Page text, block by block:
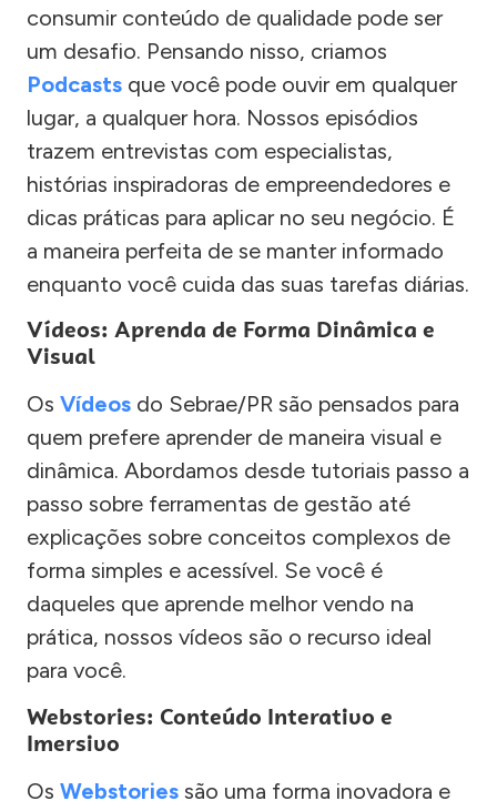
consumir conteúdo de qualidade pode ser
um desafio. Pensando nisso, criamos
Podcasts que você pode ouvir em qualquer
lugar, a qualquer hora. Nossos episódios
trazem entrevistas com especialistas,
histórias inspiradoras de empreendedores e
dicas práticas para aplicar no seu negócio. É
a maneira perfeita de se manter informado
enquanto você cuida das suas tarefas diárias.
Vídeos: Aprenda de Forma Dinâmica e
Visual
Os Vídeos do Sebrae/PR são pensados para
quem prefere aprender de maneira visual e
dinâmica. Abordamos desde tutoriais passo a
passo sobre ferramentas de gestão até
explicações sobre conceitos complexos de
forma simples e acessível. Se você é
daqueles que aprende melhor vendo na
prática, nossos vídeos são o recurso ideal
para você.
Webstories: Conteúdo Interativo e
Imersivo
Os Webstories são uma forma inovadora e